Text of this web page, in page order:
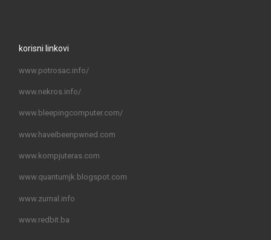
korisni linkovi
www.potrosac.info/
www.nekros.info/
www.bleepingcomputer.com/
www.haveibeenpwned.com
www.kompjuteras.com
www.quantumjk.blogspot.com
www.zurnal.info
www.redbit.ba